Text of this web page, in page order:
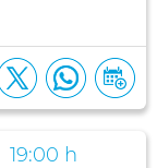
19:00 h